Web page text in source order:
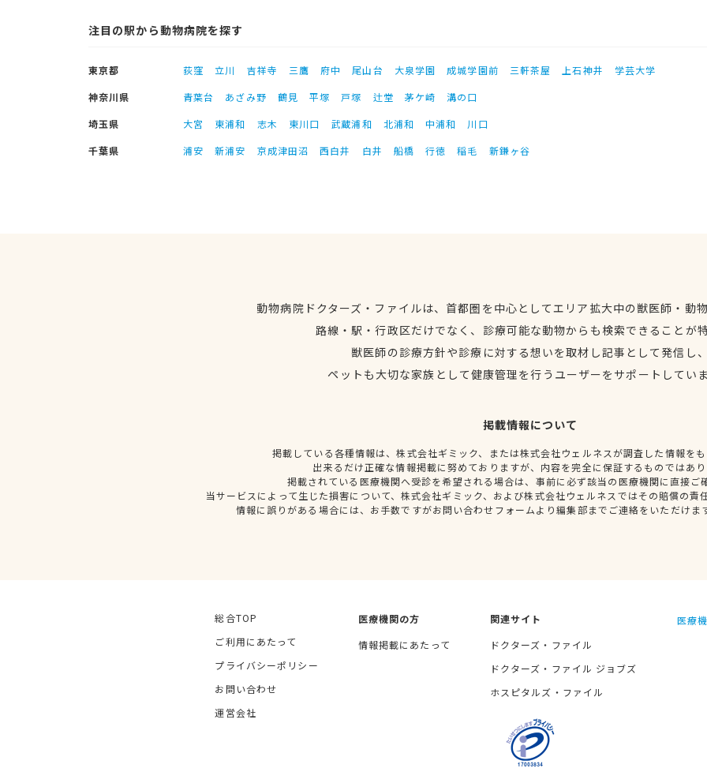
注目の駅から動物病院を探す
東京都 荻窪 立川 吉祥寺 三鷹 府中 尾山台 大泉学園 成城学園前 三軒茶屋 上石神井
学芸大学
神奈川県
青葉台 あざみ野 鶴見 平塚 戸塚 辻堂 茅ケ崎
溝の口
埼玉県
大宮 東浦和 志木 東川口 武蔵浦和 北浦和 中浦和
川口
千葉県
浦安 新浦安 京成津田沼 西白井 白井 船橋 行徳 稲毛 新鎌ヶ谷
動物病院ドクターズ・ファイルは、首都圏を中心としてエリア拡大中の獣医師・動
路線・駅・行政区だけでなく、診療可能な動物からも検索できることが
獣医師の診療方針や診療に対する想いを取材し記事として発信し
ペットも大切な家族として健康管理を行うユーザーをサポートしてい
掲載情報について
掲載している各種情報は、株式会社ギミック、または株式会社ウェルネスが調査した情報を
出来るだけ正確な情報掲載に努めておりますが、内容を完全に保証するものではあ
掲載されている医療機関へ受診を希望される場合は、事前に必ず該当の医療機関に直接ご
当サービスによって生じた損害について、株式会社ギミック、および株式会社ウェルネスではその賠償の責
情報に誤りがある場合には、お手数ですがお問い合わせフォームより編集部までご連絡をいただけま
総合TOP
ご利用にあたって
プライバシーポリシー
お問い合わせ
運営会社
医療機関の方
情報掲載にあたって
関連サイト
ドクターズ・ファイル
ドクターズ・ファイル ジョブズ
ホスピタルズ・ファイル
医療